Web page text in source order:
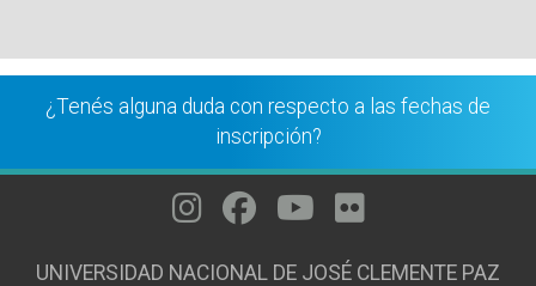
¿Tenés alguna duda con respecto a las fechas de
inscripción?
UNIVERSIDAD NACIONAL DE JOSÉ CLEMENTE PAZ